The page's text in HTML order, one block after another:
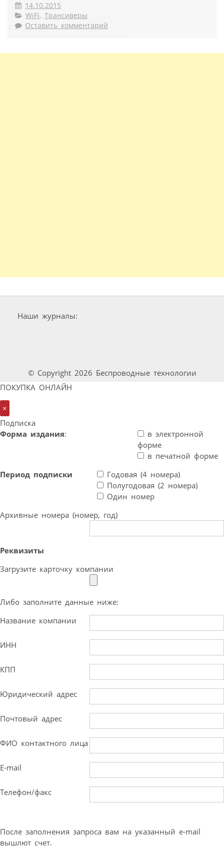
14.10.2015
WiFi, Трансиверы
Оставить комментарий
Наши журналы:
© Copyright 2026 Беспроводные технологии
ПОКУПКА ОНЛАЙН
×
Подписка
Форма издания:
в электронной
форме
в печатной форме
Период подписки
Годовая (4 номера)
Полугодовая (2 номера)
Один номер
Архивные номера (номер, год)
Реквизиты
Загрузите карточку компании
Либо заполните данные ниже:
Название компании
ИНН
КПП
Юридический адрес
Почтовый адрес
ФИО контактного лица
E-mail
Телефон/факс
После заполнения запроса вам на указанный e-mail
вышлют счет.